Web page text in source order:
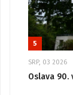
5
SRP, 03 2026
Oslava 90.